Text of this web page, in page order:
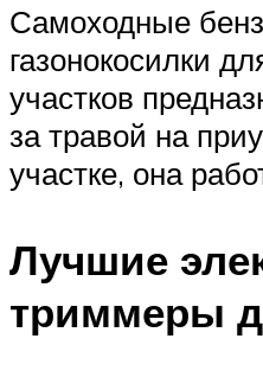
Самоходные
газонокосилки
участков
за травой на
участке, она
Лучшие
триммеры